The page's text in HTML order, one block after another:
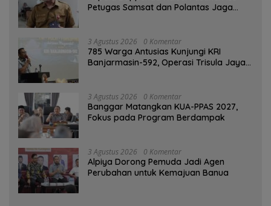
Petugas Samsat dan Polantas Jaga
3 Agustus 2026 0 Komentar
785 Warga Antusias Kunjungi KRI
Banjarmasin-592, Operasi Trisula Jaya
3 Agustus 2026 0 Komentar
‎Banggar Matangkan KUA-PPAS 2027,
Fokus pada Program Berdampak
3 Agustus 2026 0 Komentar
‎Alpiya Dorong Pemuda Jadi Agen
Perubahan untuk Kemajuan Banua ‎